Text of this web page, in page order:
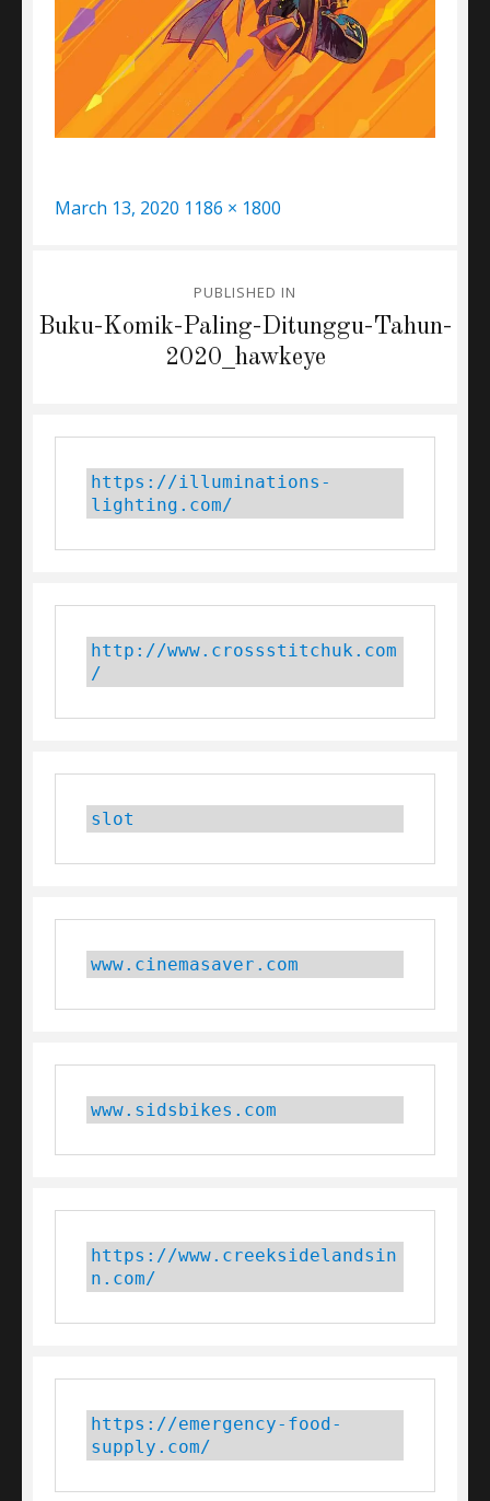
Posted
March 13, 2020 Full
1186 × 1800
navigation
PUBLISHED IN
Buku-Komik-Paling-Ditunggu-Tahun-
2020_hawkeye
https://illuminations-
lighting.com/
http://www.crossstitchuk.com
/
slot
www.cinemasaver.com
www.sidsbikes.com
https://www.creeksidelandsin
n.com/
https://emergency-food-
supply.com/